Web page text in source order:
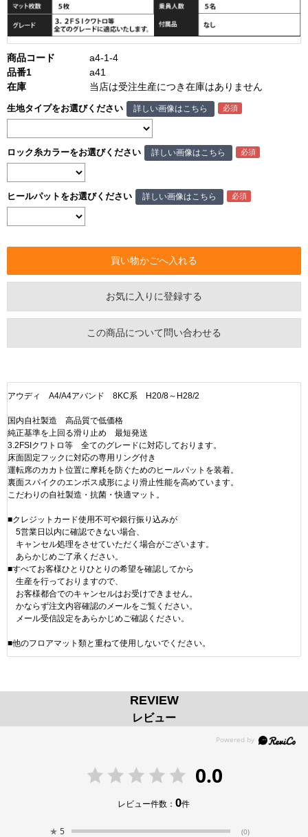
商品コード
a4-1-4
品番1
a41
在庫
当店は受注生産につき在庫はありません
生地タイプをお選びください 詳しい画像はこちら
ロック糸カラーをお選びください 詳しい画像はこちら
ヒールパットをお選びください 詳しい画像はこちら
お気に入りに登録する
この商品について問い合わせる
アウディ A4/A4アバンド 8KC系 H20/8～H28/2
国内自社製造 高品質で低価格
純正基準を上回る滑り止め 最短発送
3.2FSIクワトロ等 全てのグレードに対応しております。
床面固定フックに対応の専用リング付き
運転席のカカト位置に摩耗を防ぐためのヒールパットを装着。
裏面スパイクのエンボス成形により滑止性能を高めています。
こだわりの自社製造・抗菌・快適マット。
■クレジットカード使用不可や銀行振り込みが
5営業日以内に確認できない場合、
キャンセル処理をさせていただく場合がございます。
あらかじめご了承ください。
■すべてお客様ひとりひとりの希望を確認してから
生産を行っておりますので、
お客様都合でのキャンセルはお受けできません。
かならず注文内容確認のメールをご覧ください。
メール受信設定をあらかじめご確認ください。
■他のフロアマット類と重ねて使用しないでください。
REVIEW
レビュー
0.0
レビュー件数：0件
★ 5 (0)